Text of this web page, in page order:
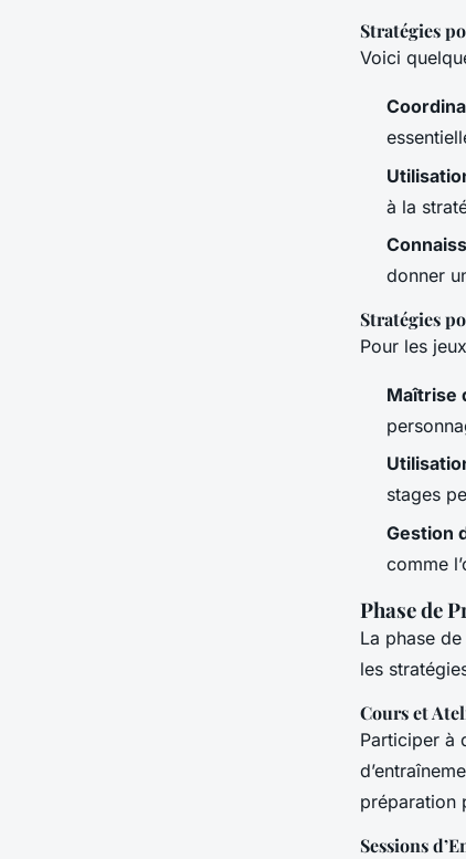
Stratégies
Voici
à la
donner
Stratégies
Pour les
Maîtrise
stages
Gestion
comme
Phase de
La phase
les
Cours et
Participer à
préparation
Sessions